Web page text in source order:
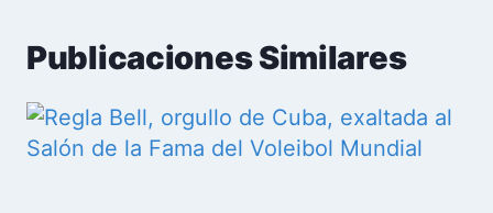
Publicaciones Similares